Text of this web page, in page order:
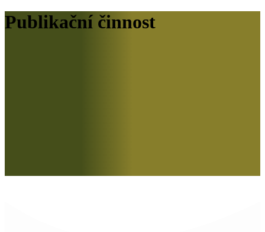
Publikační činnost